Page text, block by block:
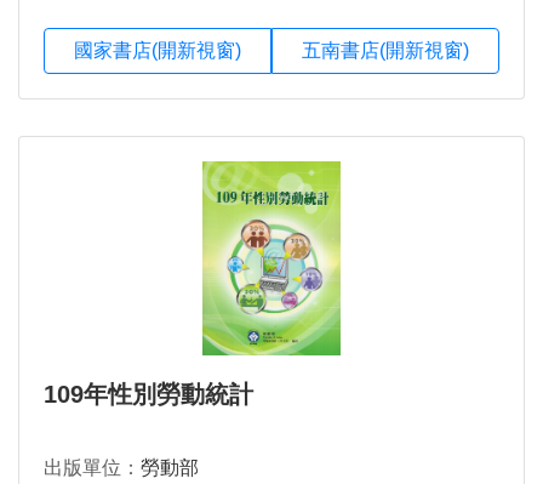
國家書店(開新視窗) 五南書店(開新視窗)
109年性別勞動統計
出版單位： 勞動部